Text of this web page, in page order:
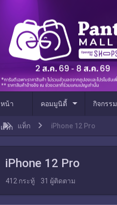
หน้า
แรก
คอมมูนิตี้ arrow_drop_down กิจกรรม
แท็ก iPhone 12 Pro
iPhone 12 Pro
412 กระทู้ 31 ผู้ติดตาม